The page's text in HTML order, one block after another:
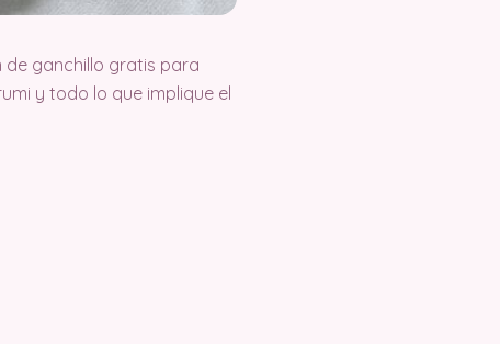
ganchillo gratis para
y todo lo que implique el